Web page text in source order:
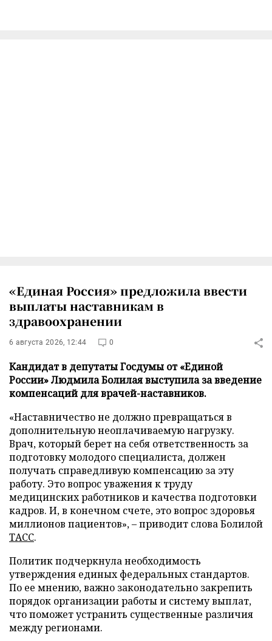
«Единая Россия» предложила ввести
выплаты наставникам в
здравоохранении
6 августа 2026, 12:44 0
Кандидат в депутаты Госдумы от «Единой
России» Людмила Болилая выступила за введение
компенсаций для врачей-наставников.
«Наставничество не должно превращаться в
дополнительную неоплачиваемую нагрузку.
Врач, который берет на себя ответственность за
подготовку молодого специалиста, должен
получать справедливую компенсацию за эту
работу. Это вопрос уважения к труду
медицинских работников и качества подготовки
кадров. И, в конечном счете, это вопрос здоровья
миллионов пациентов», – приводит слова Болилой
ТАСС.
Политик подчеркнула необходимость
утверждения единых федеральных стандартов.
По ее мнению, важно законодательно закрепить
порядок организации работы и систему выплат,
что поможет устранить существенные различия
между регионами.